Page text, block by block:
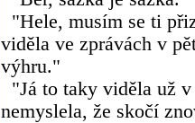
"Hele, musím se ti
viděla ve zprávách v
výhru."
"Já to taky viděla už
nemyslela, že skočí